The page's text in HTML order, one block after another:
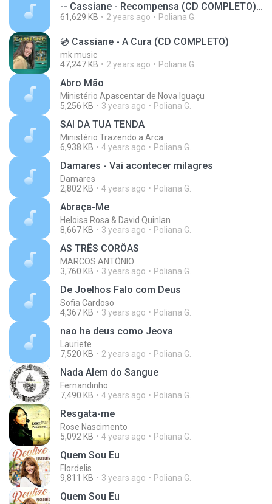
-- Cassiane - Recompensa (CD COMPLETO)(M4A_128K).m4a
61,629 KB 2 years ago Poliana G.
💿 Cassiane - A Cura (CD COMPLETO)
mk music
47,247 KB
2 years ago Poliana G.
Abro Mão
Ministério Apascentar de Nova Iguaçu
5,256 KB
3 years ago Poliana G.
SAI DA TUA TENDA
Ministério Trazendo a Arca
6,938 KB
4 years ago Poliana G.
Damares - Vai acontecer milagres
Damares
2,802 KB
4 years ago Poliana G.
Abraça-Me
Heloisa Rosa & David Quinlan
8,667 KB
3 years ago Poliana G.
AS TRÊS CORÔAS
MARCOS ANTÔNIO
3,760 KB
3 years ago Poliana G.
De Joelhos Falo com Deus
Sofia Cardoso
4,367 KB
3 years ago Poliana G.
nao ha deus como Jeova
Lauriete
7,520 KB
2 years ago Poliana G.
Nada Alem do Sangue
Fernandinho
7,490 KB
4 years ago Poliana G.
Resgata-me
Rose Nascimento
5,092 KB
4 years ago Poliana G.
Quem Sou Eu
Flordelis
9,811 KB
3 years ago Poliana G.
Quem Sou Eu